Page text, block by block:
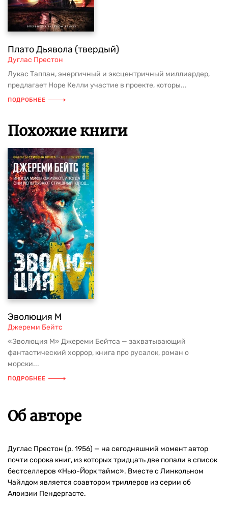
Плато Дьявола (твердый)
Дуглас Престон
Лукас Таппан, энергичный и эксцентричный миллиардер,
предлагает Норе Келли участие в проекте, которы...
ПОДРОБНЕЕ
Похожие книги
Эволюция M
Джереми Бейтс
«Эволюция М» Джереми Бейтса — захватывающий
фантастический хоррор, книга про русалок, роман о
морски...
ПОДРОБНЕЕ
Об авторе
Дуглас Престон (р. 1956) — на сегодняшний момент автор
почти сорока книг, из которых тридцать две попали в список
бестселлеров «Нью-Йорк таймс». Вместе с Линкольном
Чайлдом является соавтором триллеров из серии об
Алоизии Пендергасте.